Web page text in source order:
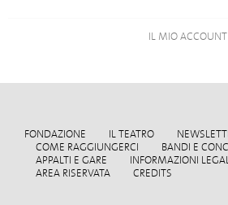
IL MIO ACCOUNT
FONDAZIONE IL TEATRO
COME RAGGIUNGERCI
BANDI E
APPALTI E GARE
INFORMAZIONI
AREA RISERVATA
CREDITS